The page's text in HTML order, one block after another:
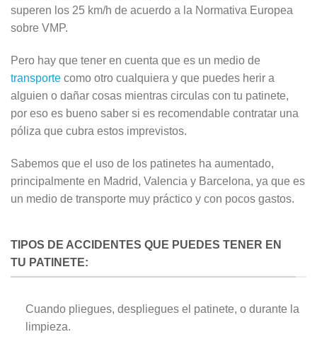
superen los 25 km/h de acuerdo a la Normativa Europea
sobre VMP.
Pero hay que tener en cuenta que es un medio de
transporte como otro cualquiera y que puedes herir a
alguien o dañar cosas mientras circulas con tu patinete,
por eso es bueno saber si es recomendable contratar una
póliza que cubra estos imprevistos.
Sabemos que el uso de los patinetes ha aumentado,
principalmente en Madrid, Valencia y Barcelona, ya que es
un medio de transporte muy práctico y con pocos gastos.
TIPOS DE ACCIDENTES QUE PUEDES TENER EN
TU PATINETE:
Cuando pliegues, despliegues el patinete, o durante la
limpieza.